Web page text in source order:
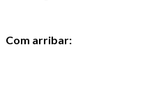
Com arribar: